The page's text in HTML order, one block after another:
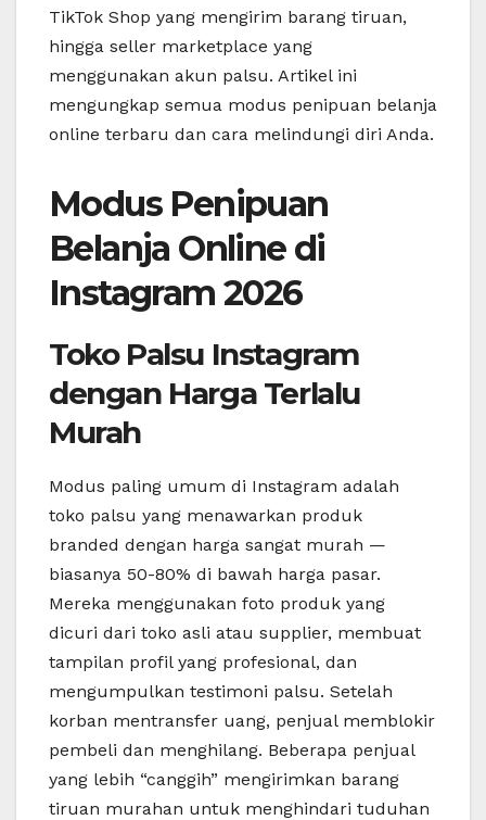
TikTok Shop yang mengirim barang tiruan,
hingga seller marketplace yang
menggunakan akun palsu. Artikel ini
mengungkap semua modus penipuan belanja
online terbaru dan cara melindungi diri Anda.
Modus Penipuan
Belanja Online di
Instagram 2026
Toko Palsu Instagram
dengan Harga Terlalu
Murah
Modus paling umum di Instagram adalah
toko palsu yang menawarkan produk
branded dengan harga sangat murah —
biasanya 50-80% di bawah harga pasar.
Mereka menggunakan foto produk yang
dicuri dari toko asli atau supplier, membuat
tampilan profil yang profesional, dan
mengumpulkan testimoni palsu. Setelah
korban mentransfer uang, penjual memblokir
pembeli dan menghilang. Beberapa penjual
yang lebih “canggih” mengirimkan barang
tiruan murahan untuk menghindari tuduhan